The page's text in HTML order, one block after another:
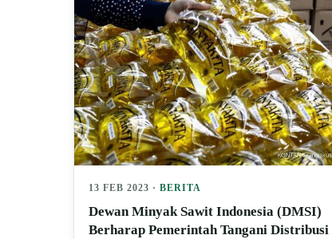
13 FEB 2023 · BERITA
Dewan Minyak Sawit Indonesia (DMSI)
Berharap Pemerintah Tangani Distribusi